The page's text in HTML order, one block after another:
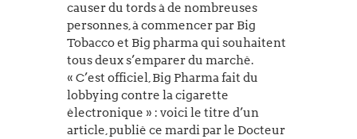
causer du tords à de nombreuses
personnes, à commencer par Big
Tobacco et Big pharma qui souhaitent
tous deux s’emparer du marché.
« C’est officiel, Big Pharma fait du
lobbying contre la cigarette
électronique » : voici le titre d’un
article, publié ce mardi par le Docteur